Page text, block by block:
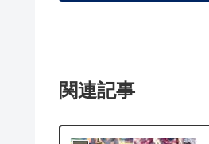
関連記事